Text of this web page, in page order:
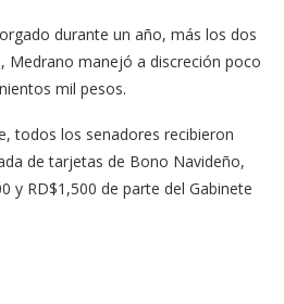
durante un año, más los dos
Medrano ma­nejó a discreción poco
mil pesos.
todos los senadores reci­bieron
de tarjetas de Bono Navideño,
y RD$1,500 de parte del Gabinete